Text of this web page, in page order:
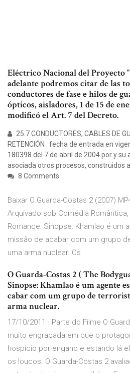
Eléctrico Nacional del Proyecto
adelante podremos citar de las
conductores de fase e hilos de
ópticos, aisladores, 1 de 15 de
modificó el Art. 7 del Decreto.
25.7 CONDUCTORES, CABLES DE
RETENCIÓN . fecha de entrada en
180398 del 7 de abril de 2004 por y
asociada otros procesos, construidos
8 Comments
Baixar O Guarda-Costas 2 (2007)
Arquivado sob Comédia
Romance; Sinopse: Khamlao é um
missão de acabar com um grupo
uma arma nuclear. Os
O Guarda-Costas 2 ( The
Sinopse: Khamlao é um agente
cabar com um grupo de
arma nuclear.
17/10/2011 · Parte do Filme O
muito engraçada em que o
hospício por engano e estando lá
os loucos. O Guarda-Costas 2